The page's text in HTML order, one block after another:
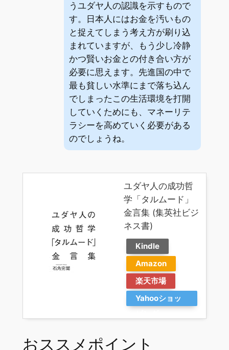
うユダヤ人の認識を示すもので
す。日本人にはお金を汚いもの
と捉えてしまう考え方が刷り込
まれていますが、もう少し冷静
かつ賢いお金との付き合い方が
必要に思えます。先進国の中で
最も貧しい水準にまで落ち込ん
でしまったこの生活環境を打開
していくためにも、マネーリテ
ラシーを高めていく必要がある
のでしょうね。
ユダヤ人の成功哲
学「タルムード」
金言集 (集英社ビジ
ネス書)
Kindle
Amazon
楽天市場
Yahooショッ
おススメポイント